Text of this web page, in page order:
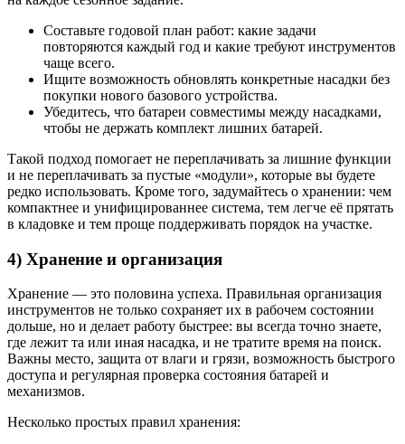
Составьте годовой план работ: какие задачи
повторяются каждый год и какие требуют инструментов
чаще всего.
Ищите возможность обновлять конкретные насадки без
покупки нового базового устройства.
Убедитесь, что батареи совместимы между насадками,
чтобы не держать комплект лишних батарей.
Такой подход помогает не переплачивать за лишние функции
и не переплачивать за пустые «модули», которые вы будете
редко использовать. Кроме того, задумайтесь о хранении: чем
компактнее и унифицированнее система, тем легче её прятать
в кладовке и тем проще поддерживать порядок на участке.
4) Хранение и организация
Хранение — это половина успеха. Правильная организация
инструментов не только сохраняет их в рабочем состоянии
дольше, но и делает работу быстрее: вы всегда точно знаете,
где лежит та или иная насадка, и не тратите время на поиск.
Важны место, защита от влаги и грязи, возможность быстрого
доступа и регулярная проверка состояния батарей и
механизмов.
Несколько простых правил хранения: